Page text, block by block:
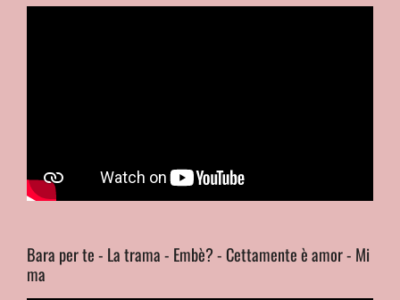
Bara per te - La trama - Embè? - Cettamente è amor - Mi
ma